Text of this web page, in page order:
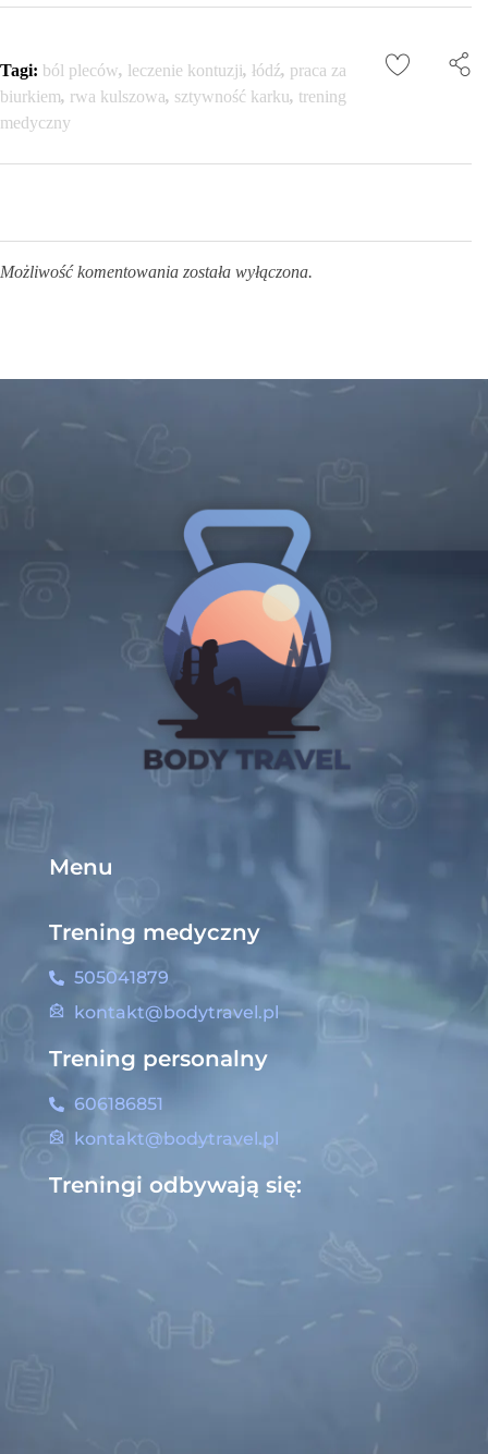
Tagi: ból pleców, leczenie kontuzji, łódź, praca za
biurkiem, rwa kulszowa, sztywność karku, trening
medyczny
Możliwość komentowania została wyłączona.
Menu
Trening medyczny
505041879
kontakt@bodytravel.pl
Trening personalny
606186851
kontakt@bodytravel.pl
Treningi odbywają się: